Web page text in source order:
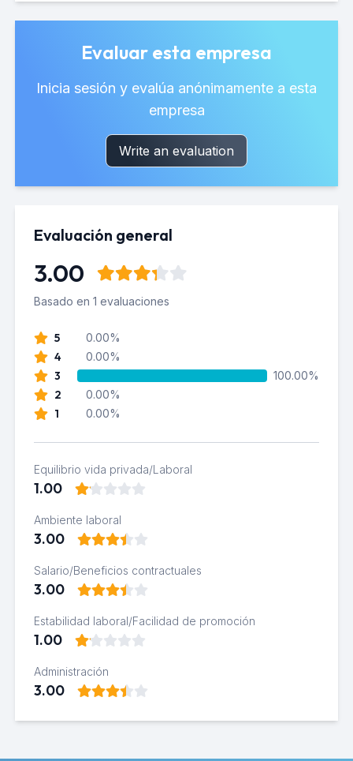
Evaluar esta empresa
Inicia sesión y evalúa anónimamente a esta
empresa
Write an evaluation
Evaluación general
3.00
Basado en 1 evaluaciones
5 0.00%
4 0.00%
3 100.00%
2 0.00%
1 0.00%
Equilibrio vida privada/Laboral
1.00
Ambiente laboral
3.00
Salario/Beneficios contractuales
3.00
Estabilidad laboral/Facilidad de promoción
1.00
Administración
3.00